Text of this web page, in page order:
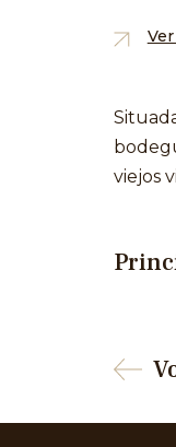
viejos